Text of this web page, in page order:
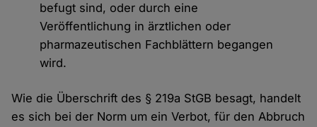
befugt sind, oder durch eine
Veröffentlichung in ärztlichen oder
pharmazeutischen Fachblättern begangen
wird.
Wie die Überschrift des § 219a StGB besagt, handelt
es sich bei der Norm um ein Verbot, für den Abbruch